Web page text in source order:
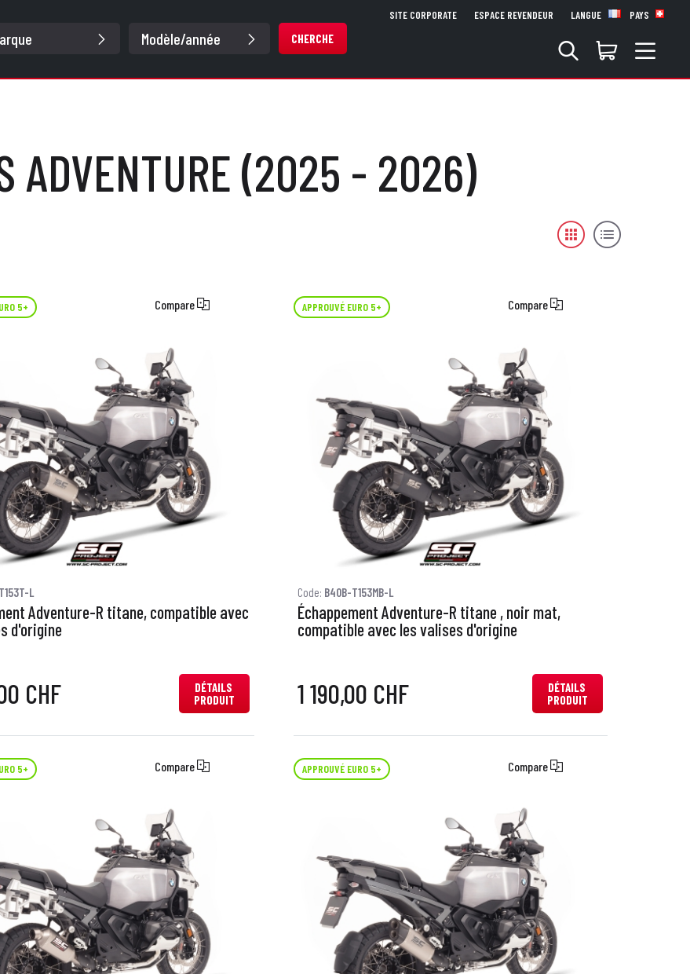
CHERCHE
SITE CORPORATE ESPACE REVENDEUR LANGUE PAYS
ADVENTURE (2025 - 2026)
5+ Compare
L
Adventure-R titane, compatible avec
d'origine
CHF
DÉTAILS
PRODUIT
APPROUVÉ EURO 5+ Compare
Code: B40B-T153MB-L
Échappement Adventure-R titane , noir mat,
compatible avec les valises d'origine
1 190,00 CHF
DÉTAILS
PRODUIT
5+ Compare APPROUVÉ EURO 5+ Compare